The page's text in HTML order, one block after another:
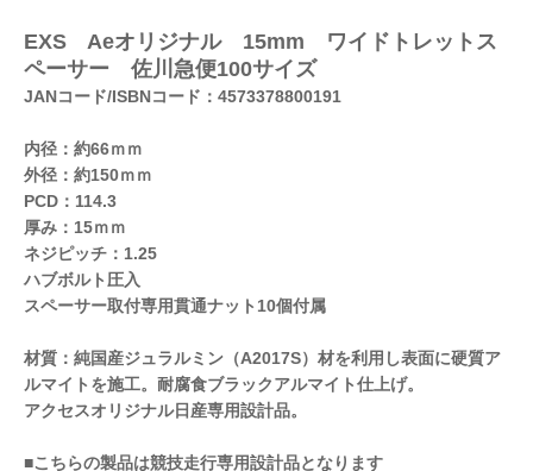
EXS Aeオリジナル 15mm ワイドトレットス
ペーサー 佐川急便100サイズ
JANコード/ISBNコード：4573378800191
内径：約66ｍｍ
外径：約150ｍｍ
PCD：114.3
厚み：15ｍｍ
ネジピッチ：1.25
ハブボルト圧入
スペーサー取付専用貫通ナット10個付属
材質：純国産ジュラルミン（A2017S）材を利用し表面に硬質ア
ルマイトを施工。耐腐食ブラックアルマイト仕上げ。
アクセスオリジナル日産専用設計品。
■こちらの製品は競技走行専用設計品となります